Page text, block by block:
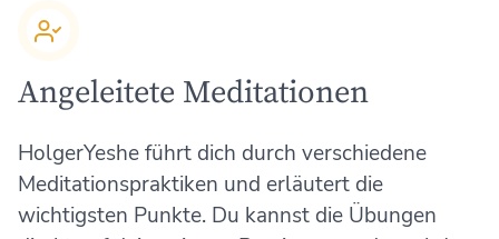
Angeleitete Meditationen
HolgerYeshe führt dich durch verschiedene
Meditationspraktiken und erläutert die
wichtigsten Punkte. Du kannst die Übungen